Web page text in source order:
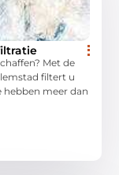
Met de
filtert u
meer dan